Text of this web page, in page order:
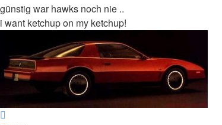
günstig war hawks noch nie ..
i want ketchup on my ketchup!